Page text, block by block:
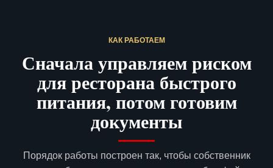
КАК РАБОТАЕМ
Сначала управляем риском
для ресторана быстрого
питания, потом готовим
документы
Порядок работы построен так, чтобы собственник